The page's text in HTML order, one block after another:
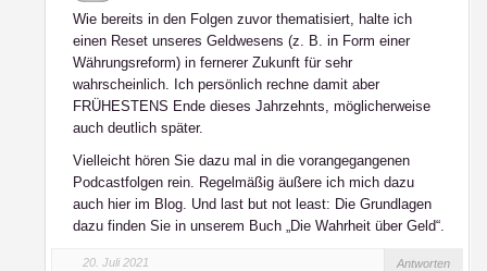
Wie bereits in den Folgen zuvor thematisiert, halte ich
einen Reset unseres Geldwesens (z. B. in Form einer
Währungsreform) in fernerer Zukunft für sehr
wahrscheinlich. Ich persönlich rechne damit aber
FRÜHESTENS Ende dieses Jahrzehnts, möglicherweise
auch deutlich später.
Vielleicht hören Sie dazu mal in die vorangegangenen
Podcastfolgen rein. Regelmäßig äußere ich mich dazu
auch hier im Blog. Und last but not least: Die Grundlagen
dazu finden Sie in unserem Buch „Die Wahrheit über Geld“.
20. Juli 2021 Antworten